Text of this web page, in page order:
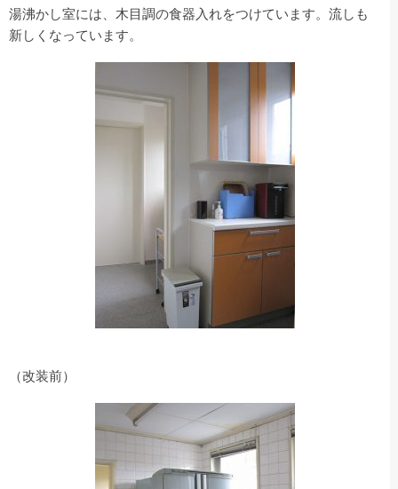
湯沸かし室には、木目調の食器入れをつけています。流しも
新しくなっています。
（改装前）